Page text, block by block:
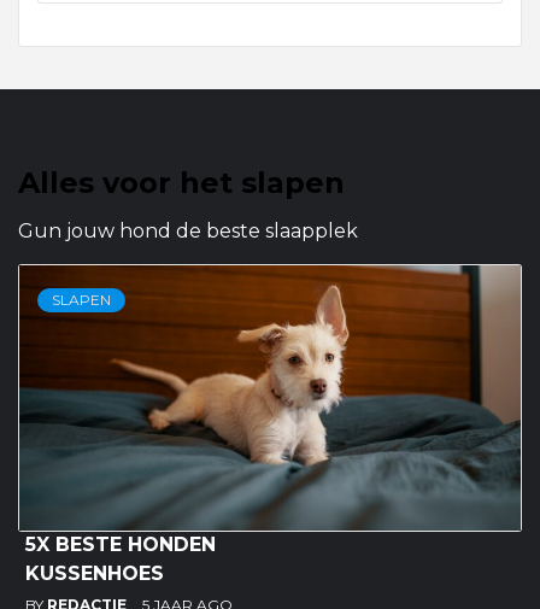
Alles voor het slapen
Gun jouw hond de beste slaapplek
SLAPEN
5X BESTE HONDEN
KUSSENHOES
BY REDACTIE 5 JAAR AGO